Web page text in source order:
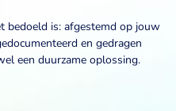
bedoeld is: afgestemd op jouw
en gedragen
een duurzame oplossing.